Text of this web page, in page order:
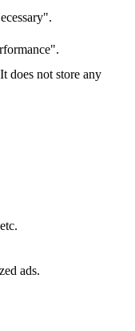
does not store any
ads.